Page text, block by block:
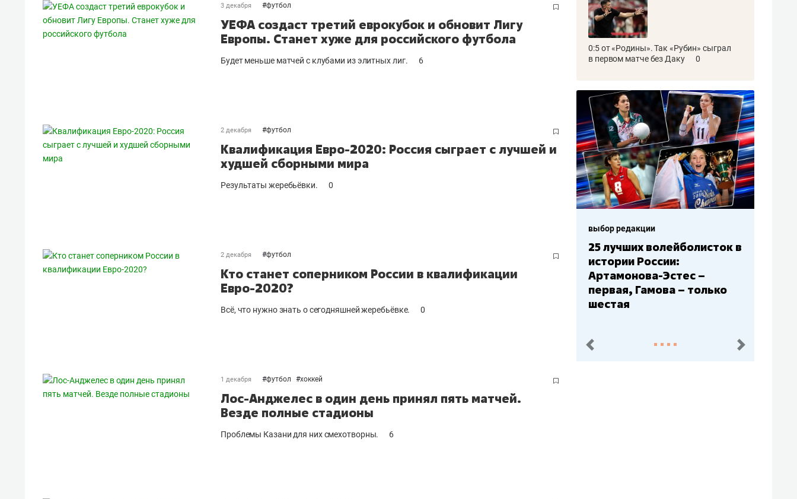
3 декабря #футбол
УЕФА создаст третий еврокубок и обновит Лигу
Европы. Станет хуже для российского футбола
Будет меньше матчей с клубами из элитных лиг. 6
2 декабря #футбол
Квалификация Евро-2020: Россия сыграет с лучшей и
худшей сборными мира
Результаты жеребьёвки. 0
2 декабря #футбол
Кто станет соперником России в квалификации
Евро-2020?
Всё, что нужно знать о сегодняшней жеребьёвке. 0
1 декабря #футбол #хоккей
Лос-Анджелес в один день принял пять матчей.
Везде полные стадионы
Проблемы Казани для них смехотворны. 6
0:5 от «Родины». Так «Рубин» сыграл
в первом матче без Даку
0
25 лучших волейболисток в
Артамонова-Эстес –
выбор редакции
Бюджеты клубов КХЛ: СКА
– главный мажор, «Ак
Барс» – второй, «Салават
Юлаев» – середняк
пред. след.